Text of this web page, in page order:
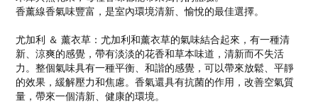
香薰線香氣味豐富，是室內環境清新、愉悅的最佳選擇。
尤加利 ＆ 薰衣草：尤加利和薰衣草的氣味結合起來，有一種清
新、涼爽的感覺，帶有淡淡的花香和草本味道，清新而不失活
力。整個氣味具有一種平衡、和諧的感覺，可以帶來放鬆、平靜
的效果，緩解壓力和焦慮。香氣還具有抗菌的作用，改善空氣質
量，帶來一個清新、健康的環境。